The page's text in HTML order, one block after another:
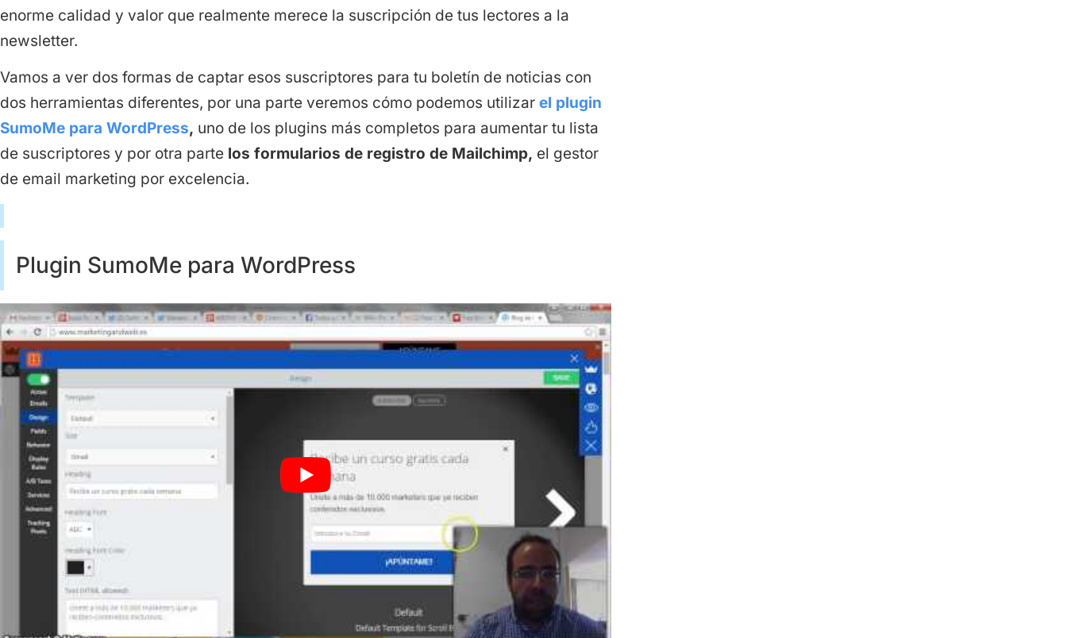
enorme calidad y valor que realmente merece la suscripción de tus lectores a la
newsletter.
Vamos a ver dos formas de captar esos suscriptores para tu boletín de noticias con
dos herramientas diferentes, por una parte veremos cómo podemos utilizar el plugin
SumoMe para WordPress, uno de los plugins más completos para aumentar tu lista
de suscriptores y por otra parte los formularios de registro de Mailchimp, el gestor
de email marketing por excelencia.
Plugin SumoMe para WordPress